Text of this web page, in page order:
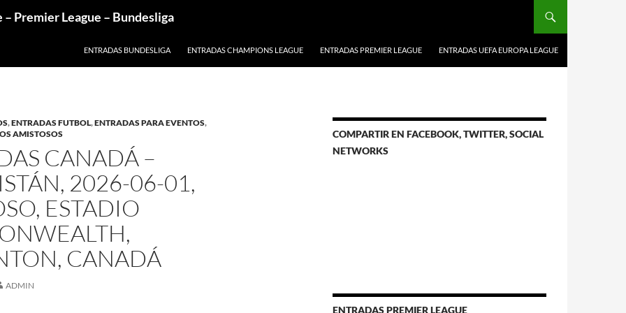
Premier League – Bundesliga
ENTRADAS BUNDESLIGA ENTRADAS CHAMPIONS LEAGUE ENTRADAS PREMIER LEAGUE ENTRADAS UEFA EUROPA LEAGUE
,ENTRADAS FUTBOL,ENTRADAS PARA EVENTOS,
AMISTOSOS
CANADÁ –
2026-06-01,
ESTADIO
CANADÁ
ADMIN
COMPARTIR EN FACEBOOK, TWITTER, SOCIAL
NETWORKS
ENTRADAS PREMIER LEAGUE